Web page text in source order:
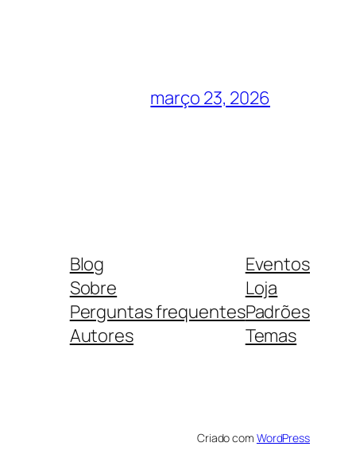
março 23, 2026
Blog
Sobre
Perguntas frequentes
Autores
Eventos
Loja
Padrões
Temas
Criado com WordPress